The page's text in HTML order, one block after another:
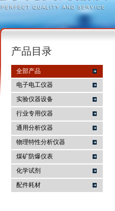
麦科仪（北京）科技有限公司
产品目录
全部产品
电子电工仪器
实验仪器设备
行业专用仪器
通用分析仪器
物理特性分析仪器
煤矿防爆仪表
化学试剂
配件耗材